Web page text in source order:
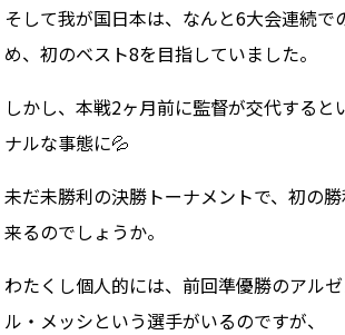
そして我が国日本は、なんと6大会連続で
め、初のベスト8を目指していました。
しかし、本戦2ヶ月前に監督が交代すると
ナルな事態に💦
未だ未勝利の決勝トーナメントで、初の
来るのでしょうか。
わたくし個人的には、前回準優勝のアル
ル・メッシという選手がいるのですが、